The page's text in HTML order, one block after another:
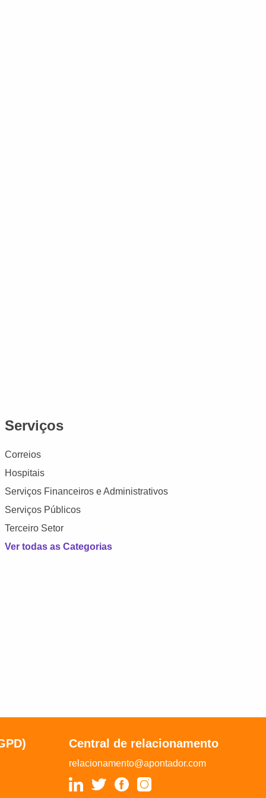
Serviços
Correios
Hospitais
Serviços Financeiros e Administrativos
Serviços Públicos
Terceiro Setor
Ver todas as Categorias
Central de relacionamento
relacionamento@apontador.com